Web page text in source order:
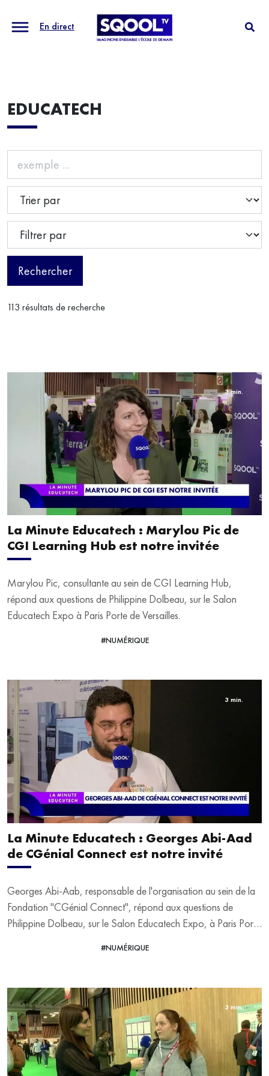
En direct
EDUCATECH
Rechercher
113 résultats de recherche
3 min.
La Minute Educatech : Marylou Pic de
CGI Learning Hub est notre invitée
Marylou Pic, consultante au sein de CGI Learning Hub,
répond aux questions de Philippine Dolbeau, sur le Salon
Educatech Expo à Paris Porte de Versailles.
#NUMÉRIQUE
3 min.
La Minute Educatech : Georges Abi-Aad
de CGénial Connect est notre invité
Georges Abi-Aab, responsable de l'organisation au sein de la
Fondation "CGénial Connect", répond aux questions de
Philippine Dolbeau, sur le Salon Educatech Expo, à Paris Porte
#NUMÉRIQUE
3 min.